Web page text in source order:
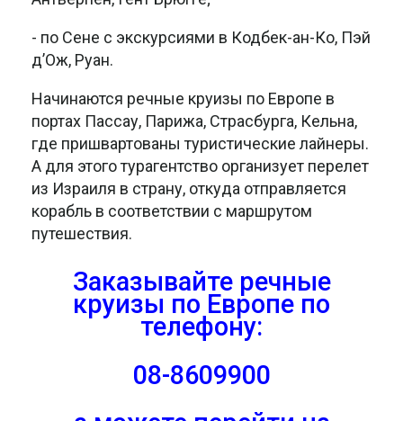
- по Сене с экскурсиями в Кодбек-ан-Ко, Пэй
д’Ож, Руан.
Начинаются речные круизы по Европе в
портах Пассау, Парижа, Страсбурга, Кельна,
где пришвартованы туристические лайнеры.
А для этого турагентство организует перелет
из Израиля в страну, откуда отправляется
корабль в соответствии с маршрутом
путешествия.
Заказывайте речные
круизы по Европе по
телефону:
08-8609900